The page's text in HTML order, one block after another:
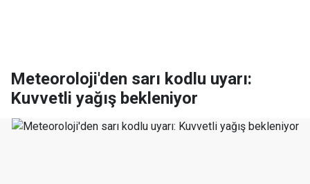
Meteoroloji'den sarı kodlu uyarı:
Kuvvetli yağış bekleniyor